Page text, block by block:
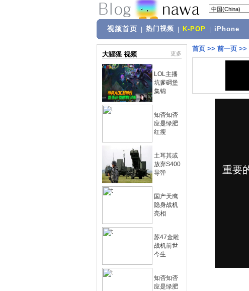
视频首页 热门视频 K-POP iPhone
大猩猩 视频 更多
LOL主播
坑爹碉堡
集锦
知否知否
应是绿肥
红瘦
土耳其或
放弃S400
导弹
国产天鹰
隐身战机
亮相
苏47金雕
战机前世
今生
知否知否
应是绿肥
首页 >> 前一页 >>